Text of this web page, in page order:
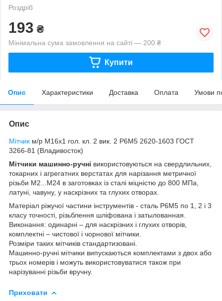
Роздріб
193 ₴
Мінімальна сума замовлення на сайті — 200 ₴
Купити
Опис Характеристики Доставка Оплата Умови
Опис
Мітчик м/р М16х1 гол. кл. 2 вик. 2 Р6М5 2620-1603 ГОСТ
3266-81 (Владивосток)
Мітчики машинно-ручні використовуються на свердлильних,
токарних і агрегатних верстатах для нарізання метричної
різьби М2...М24 в заготовках із сталі міцністю до 800 МПа,
латуні, чавуну, у наскрізних та глухих отворах.
Матеріал ріжучої частини інструментів - сталь Р6М5 по 1, 2 і 3
класу точності, різьблення шліфована і затылованная.
Виконання: одинарні – для наскрізних і глухих отворів,
комплектні – чистової і чорнової мітчики.
Розміри таких мітчиків стандартизовані.
Машинно-ручні мітчики випускаються комплектами з двох або
трьох номерів і можуть використовуватися також при
нарізуванні різьби вручну.
Приховати